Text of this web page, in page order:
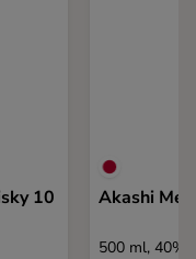
10
Akashi
500 ml, 40%